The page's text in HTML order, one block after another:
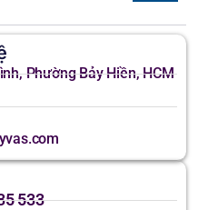
Phường Bảy Hiền, HCM
533